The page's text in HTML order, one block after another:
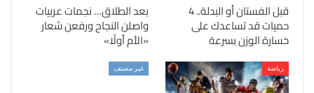
قبل الفستان أو البدلة.. 4
حميات قد تساعدك على
خسارة الوزن بسرعة
بعد الطلاق… نجمات عربيات
واصلن النجاح ورفعن شعار
«الأم أولًا»
رياضة غير مصنف